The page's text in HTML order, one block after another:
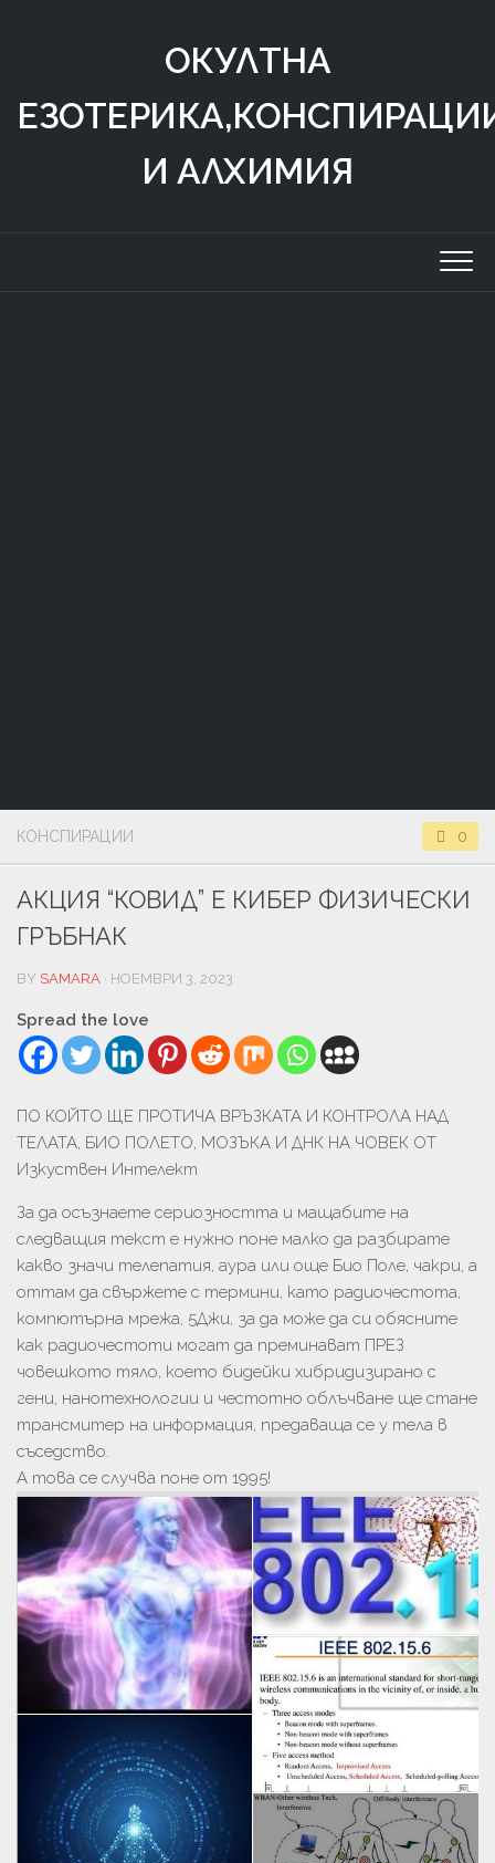
ОКУЛТНА
И АЛХИМИЯ
КОНСПИРАЦИИ 0
АКЦИЯ “КОВИД” Е КИБЕР ФИЗИЧЕСКИ
ГРЪБНАК
BY SAMARA · НОЕМВРИ 3, 2023
Spread the love
ПО КОЙТО ЩЕ ПРОТИЧА ВРЪЗКАТА И КОНТРОЛА НАД
ТЕЛАТА, БИО ПОЛЕТО, МОЗЪКА И ДНК НА ЧОВЕК ОТ
Изкуствен Интелект
За да осъзнаете сериозността и мащабите на
следващия текст е нужно поне малко да разбирате
какво значи телепатия, аура или още Био Поле, чакри, а
оттам да свържете с термини, като радиочестота,
компютърна мрежа, 5Джи, за да може да си обясните
как радиочестоти могат да преминават ПРЕЗ
човешкото тяло, което бидейки хибридизирано с
гени, нанотехнологии и честотно облъчване ще стане
трансмитер на информация, предаваща се у тела в
съседство.
А това се случва поне от 1995!